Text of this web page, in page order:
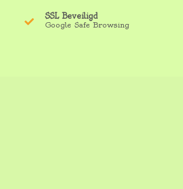
SSL Beveiligd
Google Safe Browsing